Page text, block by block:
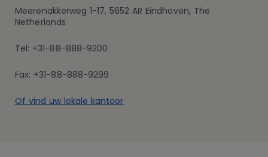
Meerenakkerweg 1-17, 5652 AR Eindhoven, The
Netherlands
Tel: +31-88-888-9200
Fax: +31-88-888-9299
Of vind uw lokale kantoor